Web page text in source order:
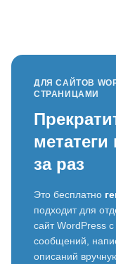
ДЛЯ САЙТОВ
СТРАНИЦАМИ
за раз
Это бесплатно
подходит для
сайт WordPress
сообщений,
описаний